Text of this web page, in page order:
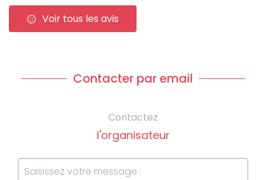
Voir tous les avis
Contacter par email
Contactez
l'organisateur